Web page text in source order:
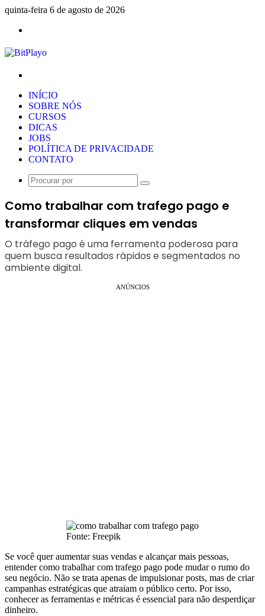
quinta-feira 6 de agosto de 2026
INÍCIO
SOBRE NÓS
CURSOS
DICAS
JOBS
POLÍTICA DE PRIVACIDADE
CONTATO
Procurar
Como trabalhar com trafego pago e
transformar cliques em vendas
O tráfego pago é uma ferramenta poderosa para
quem busca resultados rápidos e segmentados no
ambiente digital.
ANÚNCIOS
Fonte: Freepik
Se você quer aumentar suas vendas e alcançar mais pessoas,
entender como trabalhar com trafego pago pode mudar o rumo do
seu negócio. Não se trata apenas de impulsionar posts, mas de criar
campanhas estratégicas que atraiam o público certo. Por isso,
conhecer as ferramentas e métricas é essencial para não desperdiçar
dinheiro.